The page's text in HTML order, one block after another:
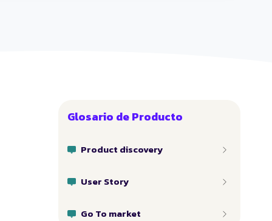
Glosario de Producto
Product discovery
User Story
Go To market